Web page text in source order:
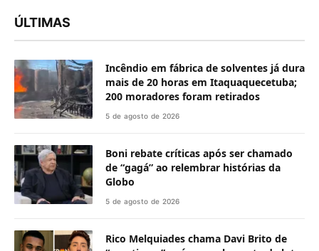
ÚLTIMAS
Incêndio em fábrica de solventes já dura
mais de 20 horas em Itaquaquecetuba;
200 moradores foram retirados
5 de agosto de 2026
Boni rebate críticas após ser chamado
de “gagá” ao relembrar histórias da
Globo
5 de agosto de 2026
Rico Melquiades chama Davi Brito de